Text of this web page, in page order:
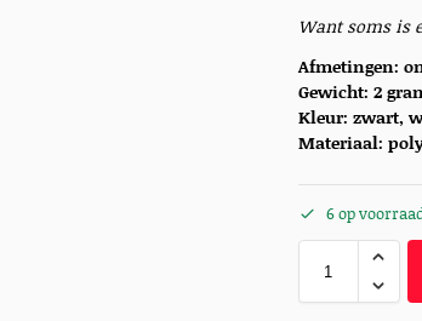
Want soms is
Afmetingen:
Gewicht: 2
Kleur: zwart,
Materiaal:
6 op